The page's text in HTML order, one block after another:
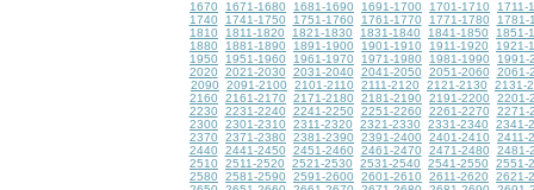
1670
1671-1680 1681-1690 1691-1700 1701-1710
1711-
1740
1741-1750 1751-1760 1761-1770 1771-1780
1781-
1810
1811-1820 1821-1830 1831-1840 1841-1850
1851-
1880
1881-1890 1891-1900 1901-1910 1911-1920
1921-
1950
1951-1960 1961-1970 1971-1980 1981-1990
1991-
2020
2021-2030 2031-2040 2041-2050 2051-2060
2061-
2090
2091-2100 2101-2110 2111-2120 2121-2130
2131-
2160
2161-2170 2171-2180 2181-2190 2191-2200
2201-
2230
2231-2240 2241-2250 2251-2260 2261-2270
2271-
2300
2301-2310 2311-2320 2321-2330 2331-2340
2341-
2370
2371-2380 2381-2390 2391-2400 2401-2410
2411-
2440
2441-2450 2451-2460 2461-2470 2471-2480
2481-
2510
2511-2520 2521-2530 2531-2540 2541-2550
2551-
2580
2581-2590 2591-2600 2601-2610 2611-2620
2621-